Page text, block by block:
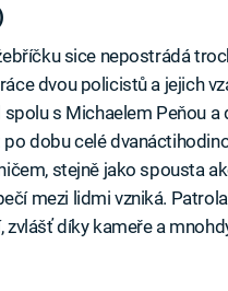
sice nepostrádá
dvou policistů a jejich
spolu s Michaelem Peňou
dobu celé
stejně jako spousta
mezi lidmi vzniká.
zvlášť díky kameře a